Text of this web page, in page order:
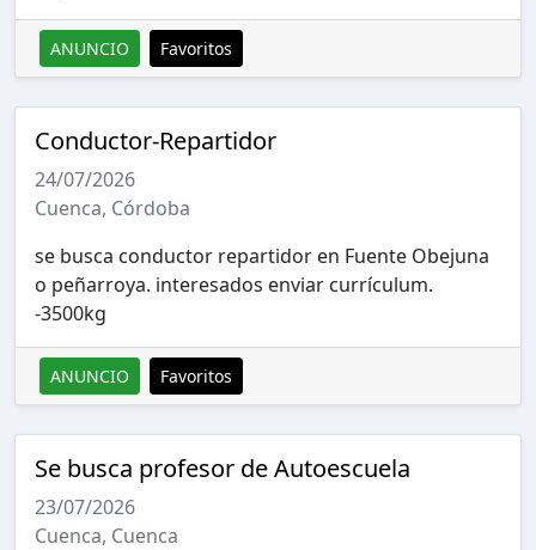
ANUNCIO Favoritos
Conductor-Repartidor
24/07/2026
Cuenca, Córdoba
se busca conductor repartidor en Fuente Obejuna
o peñarroya. interesados enviar currículum.
-3500kg
ANUNCIO Favoritos
Se busca profesor de Autoescuela
23/07/2026
Cuenca, Cuenca